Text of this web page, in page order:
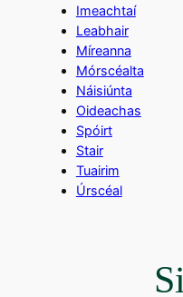
Imeachtaí
Leabhair
Míreanna
Mórscéalta
Náisiúnta
Oideachas
Spóirt
Stair
Tuairim
Úrscéal